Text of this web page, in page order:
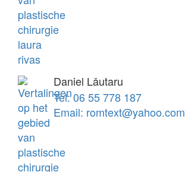
Daniel Lǎutaru
Tel: 06 55 778 187
Email: romtext@yahoo.com